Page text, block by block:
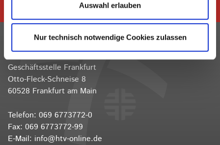
Auswahl erlauben
Nur technisch notwendige Cookies zulassen
Kontakt
Hessischer Turnverband e.V.
Geschäftsstelle Frankfurt
Otto-Fleck-Schneise 8
60528 Frankfurt am Main
Telefon: 069 6773772-0
Fax: 069 6773772-99
E-Mail: info@htv-online.de